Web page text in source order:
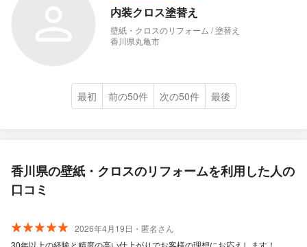
内装クロス塗替え
壁紙・クロスのリフォーム / 塗替え
香川県丸亀市
最初 前の50件 次の50件 最後
香川県の壁紙・クロスのリフォームを利用した人の
口コミ
2026年4月19日・匿名さん
30年以上の経験と精度の高い仕上がりでお客様の理想にお応えします！